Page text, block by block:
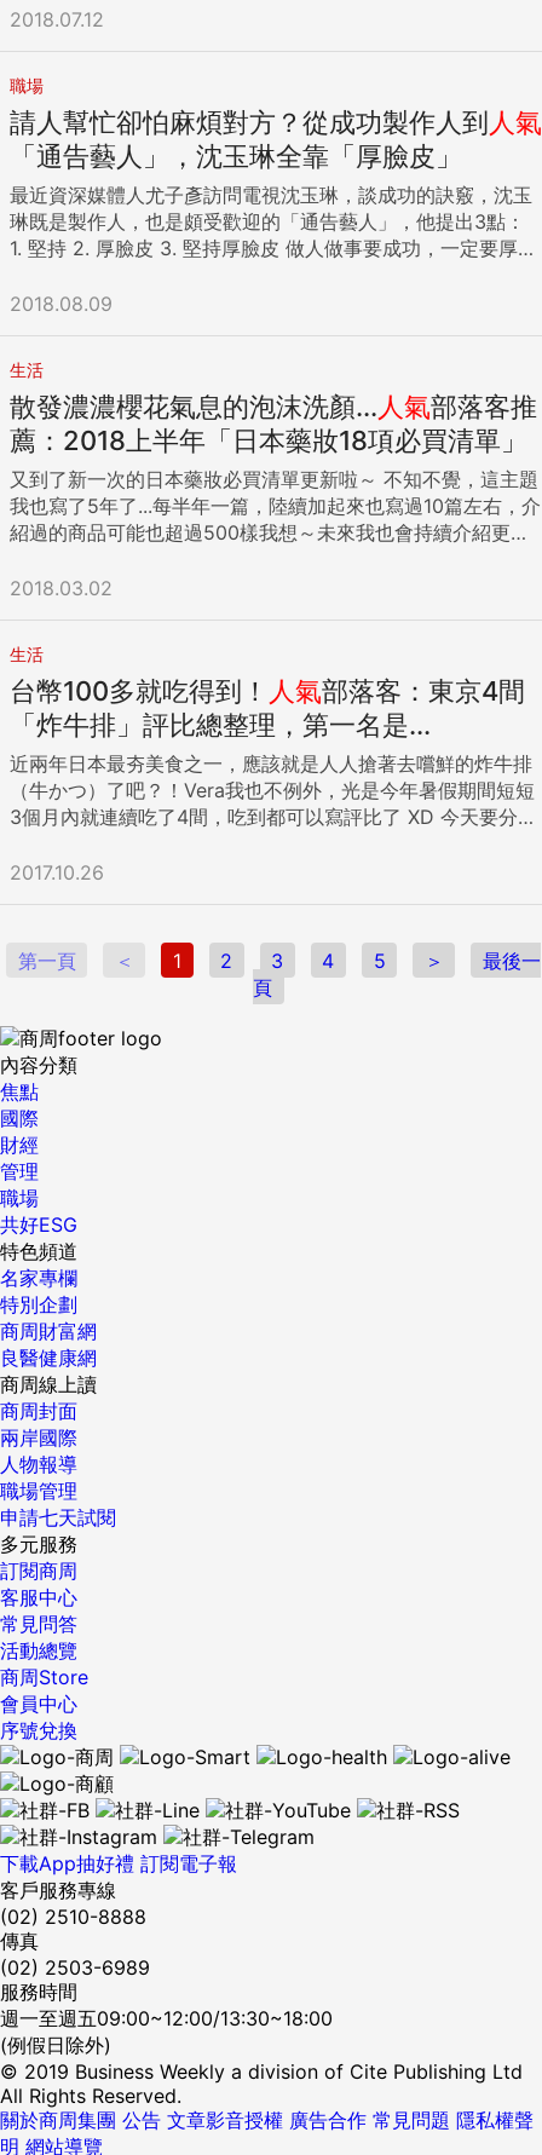
說：「你們看這些魚是不是很美？」 爆走弟開心地說：「對
啊！好漂亮喔！」 過了許久，迷路緩緩地說：「牠們的確很漂
亮，但是我更喜歡大肚魚。」 「寶貝，你可以告訴我為什麼
嗎？」我很想聽聽他的看法。 迷路說：「這裡的魚不快樂，牠
們被關在城市裡的冷氣房裡的玻璃缸裡，靠人類打氧氣、靠人
類餵食；大肚魚就不一樣了，牠們生在山裡，只要下點雨，雨
水積成了一小窪，牠們就能開心地生活了，抬頭看得見陽光、
月光和星光，呼吸的都是大自然裡的風，老天爺會給牠們足夠
的食物，牠們還能跟小鳥和青蛙當好朋友。」 所以啊，人們都
說父母帶大孩子，其實我們何嘗不是孩子帶大的呢？孩子的心
們有幸再度回到那我們也曾經歷過的小宇宙裡。
{DS_BOX_13674} ...
究。 三年的時光飛逝，當我得知崔佛出售他的蘑菇事業股份，
並且成為當地食品交易所的營運總監時，我一點也不感到驚
訝。又過了一年，他轉而成為技術支援分析師。崔佛是一個多
重潛能者，他依序轉移他所專注的興趣（一次一個）。當他為
某項事物著迷時，他會完全沉浸其中——歷時好幾年。一旦他
開始覺得這項事物已經沒有什麼挑戰可言，他就會棄之不顧，
轉而投入其他新的領域。每次當他到達他的個人終點時，他的
舊身分就會爆發成一場燦爛的火焰，而他將從灰燼中重生，化
身為新的角色。 在深度與廣度之間求取平衡 鳳凰式的工作模
式最適合喜歡深入探索的多重潛能者，他們的生活不需要太豐
些工作模式不同，有一個最顯著的差異在於：這種工作模式不
會有什麼多樣性，或者，多樣性要很慢很慢才會顯現：唯有在
你回顧你的工作歷程時，你才會看到。當你進入一個感興趣的
領域探險時，你同時可能會心無旁騖，不太理會你許多其他的
興趣。你對於事物的探索方式，是在一個結束之後，才進行下
一個，每一次轉換的間隔經常會有幾年的時間（而不是幾個小
時）。如果在「同步——依序」頻譜中，你是位於靠近「依
序」的那一端，那麼鳳凰模式可能會非常適合你。 ▎半途而廢
的博士學位 從我的研究中得出一個有趣的事實：與採用其他工
不成比例的現象，那就是他們在過去至少有一個半途而廢的博
續三、四年的時間，然後就失去了興趣。 巴特．蘭斯理（Bart
Lenselink）在修了四年的化學博士學位之後，決定放棄。因為
他覺得索然無味，失去了繼續寫論文的動力。在離開博士學程
之後，巴特決定去追求他對於電腦的熱愛，而這演變成一段超
過三十年的職業生涯，在這段時間裡，他經歷了市場行銷、電
信傳播、IT流程架構、計畫管理以及管理諮詢等業務。 無獨有
偶，史蒂芬妮．萊布朗．柯勒（Stéphanie Lebrun Kohler）同
早就已經準備好要去嘗試新的東西了。史蒂芬妮最後在廣告界
找到了一份工作，接下來她轉往教育界，之後再轉而從事翻譯
半途而廢的行為模式，完全合乎邏輯。他們對於某個領域深深
著迷，促使他們去追求該領域最高等的學位，然而，他們卻不
打算在如此長的博士養成過程裡，始終保持這種高度的熱忱。
這種行為模式會讓他們成為失敗者嗎？當然不會！他們可是
「浴火鳳凰」呢！比起其他類型的多重潛能者，浴火鳳凰們更
喜歡進行深入探索。但是，他們仍然像所有的多重潛能者一
樣，需要在工作上獲得刺激與挑戰。 ▎假如你需要更豐富的多
樣性 假如你不像我們截至目前為止，所遇到的那些浴火鳳凰那
般專心致志，那會怎麼樣？有一種可以讓鳳凰模式更富多樣性
的方法，就是結合數種工作模式，並且／或者在接續的模式之
間，建立一種逐步漸進的模式，讓你可以漸次達成自己的目
標。讓我們試想一下，假如有一個多重潛能者，在一段為期十
年的時間裡，職涯路徑從工程轉到保健，再到食品。 在當工程
師的時候，這個人採用的是愛因斯坦工作模式，他在一家大公
司擁有一份「夠好」的工作，可以讓他在工作之餘去探索其他
的志趣。等他一旦轉到了保健領域，他便改而採行斜槓模式，
並且擁有多項兼職的收入來源，而他的每一項斜槓在某種程度
上，都和保健領域有關：他一週有幾天會在一家診所幫忙；他
同時擔任一小群顧客的營養指導教練；此外，他還從事瑜伽教
學。最後，轉移到食品產業之後，他改採集體擁抱模式並且開
了一家無麩質麵包店，而這便成了他的文藝復興型事業，因為
這家麵包店結合了他對於保健與食品的興趣。他甚至把他的麵
包店，開在一個空間足夠容納不定期瑜伽課程的地方。 把鳳凰
模式和其他的工作模式結合起來，這樣一來，你就可以在比較
長的一段時間內，深入研究一項事物，但卻不必把你的世界封
閉起來，斷絕與其他興趣的關聯。即使到了改弦易轍的時刻，
其間的轉變通常並不像外人眼中所看到的，是突然轉向或是率
波段大多頭。這種經營者還自詡經營之神，出來對產業指手劃
然是行不通的。但在碰個滿頭包之前，當事者也往往聽不進勸
諫。他會認為那些建議若非「搞不清楚狀況」、「不適合
我」，要嘛就是「想來扯後腿」。就算你的確是比他懂，他也
會認為你是假懂；他有他的一套，這一套可以打遍江湖無敵
手。 面對這種人，其實也不需太過費心，就多給他們一點時
間，久了總會自爆的。但也因為他們有點成就、家業，如果爆
了的話，就會有無辜受害者，由社會共同承擔。 我那朋友也
最低階的人力，喊一動做一動。他們就是想說，老闆一家人會
盯著那些細節，所以許多人就都隨隨便便。那老闆在某種意義
上算是好人啦，但是從沒有建立制度、過度代勞的角度來講，
他又算是個壞人。這間店可以做到更好，但少了那些關鍵改
變，大概永遠都會停留在現在這個樣子。」 「永遠嗎？」
「喔，應該是到那老闆累垮的那天為止。那老闆不在了，這間
店就沒了。」 台灣有太多企業都是如此發展，但他們都以為是
因為老闆英明神武，所以人一不在，店就掛了；卻沒想到正是
因為老闆做事的態度有問題，造成這店無法長久，沒辦法傳
承。 不過，我的朋友，會不會有點小題大作了呢？他的推論會
實不錯，用餐者出出入入的，若非專業人士，實在無法想像裡
頭有朋友所說的那種問題。我想，應該還是會有其他的投資者
認為這間店有擴充的可能性，而大膽投錢下去，「老闆愛關
燈」一事，也不見得真會成為壓垮他們的「第一根稻草」。 老
闆可能在每間店都找到一個熱愛關燈的店長，他們就一路成功
下去，甚至成為知名的連鎖店家。或許老闆上媒體受訪，記者
還會強調親自關燈這點，是他的成功秘方呢！ 你應該覺得自己
好像看過這種新聞，對吧？那到底什麼樣的資訊，才是真正值
得參考的呢？ 看到我朋友在上班日悠閒喝咖啡的爽樣子，我也
以上，熱量相當驚人！難怪我一直瘦不下來。 但不愛白開水，
又不喝含糖飲料，那喝什麼呢？我想起以前在美國求學，住在
監護人家中時，每天早上都會喝一大杯蜂蜜檸檬水增強免疫
力，所以美國的冬天天氣雖然很冷，但我幾乎很少生病感冒。
加上有段時間，我在網路上查到一個消息，聽說很多演藝圈女
明星用檸檬水減肥法，美國歌手碧昂絲、韓國演員宋慧喬，好
像都是愛好者。網路上也有不少網友分享，說喝檸檬水富含維
他命C，可以排除體內脂肪，瘦身又美容，但是要喝無糖的，
才不會有卡路里的負擔。 聽了一些網路方法後，有段時間，我
很積極地狂喝無糖檸檬水，而且是一起床空腹就喝，出門也帶
著喝，每天喝超過2公升。妹妹當時也想減肥，傻呼呼地跟著
我一起喝，但因為她的胃比較不好，空腹喝檸檬水喝到胃痛發
作，後來改成先吃點東西墊胃再喝，症狀就改善很多。我後來
發現，單靠檸檬水減肥，成效也有限，而且喝的方式不對，不
僅會造成胃痛、胃潰瘍，也會侵蝕牙齒瑯質。比較好的方式，
還是要搭配運動，以及飲食控制才有效果。不然餐餐牛排、炸
雞，就算再怎麼狂喝檸檬水，也很難瘦喔！而且盡可能不要大
口大口灌檸檬水，用吸管喝，可以避免酸性成分直接侵蝕牙
齒。 減肥藥減肥，藥性上癮，真要命 我有個女性朋友，多年
來一直是肉肉、豐腴的體型，後來她去一家知名的減肥診所，
掉，短短幾個月內，她就從肉感身材，爆瘦到不僅是「骨瘦如
頰也凹陷下去，原本圓潤、福態的樣子，變成好像生病一樣、
沒有生氣，到後來甚至轉為綠綠黑黑的面相，即使身體瘦了，
外貌非常不健康，感覺不到應該有的健康感。有些人減肥減到
極端，明明已經很瘦了，還嫌不夠，會一直要求再瘦。我這個
女性朋友也是，她覺得只要吃藥，不需運動、不用節食就可以
瘦下來，實在太輕鬆了！所以只要一發胖，就趕快再回去看醫
生、吃減肥藥，果然也能迅速再瘦下來。因為太方便，造成她
藥。她說，每一餐餐前，都要吞10幾顆又大又粗的藥，可以抑
制食慾、加速身體代謝，但是藥量會隨著時間愈加愈重，因為
的10幾顆，到後來加量到40幾顆。天啊！每天叫我吞一顆綜合
維他命，我都覺得很痛苦了，何況是一天吃40幾顆藥丸！ 我
看朋友的臉色瘦得實在太難看，和她聊天時，不到10分鐘，她
卻一直跑廁所，我猜想，她的藥當中可能有利尿劑，那是會影
響腎臟功能的。回家後上網查了一下，原來很多減肥藥的成
分，會抑制食慾、降血脂、降血糖、利尿，以及抑制甲狀腺
素，常見的副作用有頭暈、心悸、全身無力、精神亢奮等，難
怪我朋友氣色會這麼差。後來，我朋友瘦到醫生都看不下去，
叫她不要再吃了，她一停藥沒多久，體重就反彈回來，而且比
之前更胖。吃減肥藥，讓她的荷爾蒙和新陳代謝錯亂，身體已
經無法正常運轉了！真是得不償失。我覺得，減肥的方式有很
多種，吃藥減肥，是諸多方法當中，可以說最快速的手段之
一，但也會很快復胖。因為吃藥只是暫時改變身體的內分泌系
統、抑制食慾，但只要一停藥，身體的自我保護機制，會讓人
變得更胖。而且，新聞報導常看到不少人因為吃減肥藥，導致
器官衰竭，甚至喪命，都是因為身體負荷不了藥物反應造成
的。所以，靠減肥藥減肥，真的是下下策！ 巫婆湯減肥，誤信
偏方，損健康 高中時期，我有段時間很著迷減肥，聽到偏方都
會去試看看，但效果總是不顯著。我曾經以為是體內的宿便太
多，所以瘦不下來，於是試過吃酵素、纖體茶、減脂茶……，
想要讓排便更順暢，結果變成狂拉肚子、腹瀉不止，最後只好
停用，減肥一事再次不了了之。有次，我和同學相約逛台北五
分埔，經過一個路邊攤時，攤商向我們介紹一款「王菲的巫婆
湯」，說王菲生完第一胎，就是喝這個迅速瘦身的。我一聽眼
睛一亮，想說生過小孩都可以剷除產後肥胖、恢復纖細，我喝
一定會變大瘦子！我們當場買了「巫婆湯」，還加購了攤商強
力推薦的減脂酸梅、精力湯，當時天真的以為；同時喝，瘦身
效果更顯著。 我和同學躍躍欲試，隔天立刻依照攤商的說明，
早上喝A包、晚上喝B包。記得第一天喝，我全身很不舒服，出
現頭昏、口乾、發汗的現象，而且會一直跑廁所拉肚子，整個
人都快虛脫了。最可怕的是，我和朋友傍晚去逛大賣場，走著
走著，我感到眼前發黑、全身無力、冒冷汗，過不到2秒，我
突然「碰」一聲失去重心，整個人瞬間倒地，就像保齡球一
樣，把賣場走道中間、高高堆疊的泡麵塔，摔落一地。 昏迷了
近一分鐘才醒來的我，嚇壞賣場所有人，當然也包括我自己。
回家後立刻把那些東西丟掉，實在太恐怖了！和我一起買的同
學則吃了減脂酸梅，她的症狀是拉肚子，拉到無法控制自己。
我上網查了一下，王菲喝的巫婆湯，是由蔬菜熬煮成的健康湯
品，但我喝的巫婆湯，是跟路邊攤買的，當中到底摻了哪些來
路不明的中藥偏方，根本就無從考究。當時媽媽給我錢去買衣
服，結果我拿去買減肥偏方，一包還要500元，並不便宜。不
但花錢，還差點賠上健康，現在回想起來，仍是心有餘悸。據
說，王菲喝的巫婆湯，自己在家裡就可以做。用2到3個大番茄
和1整顆高麗菜，加上2個青椒、1小把的芹菜，及2個洋蔥，放
到大鍋子中熬煮到所有的菜變軟為止，在喝之前依自己的喜好
例。 還有一個效果更好的方法。我的客戶藤本聖子靠著這個方
整理「某個」成為金錢通道的地方，就能自然減少浪費，甚至
還能讓飲食的營養更均衡。 我想大家都已經知道答案了。沒
錯，這個地方就是冰箱。 如果對伙食費過於漫不經心，冰箱就
會亂七八糟。一年成功省下至少7萬伙食費的藤本太太，冰箱
原本也是一團混亂。 藤本太太是雙薪家庭，育有兩名子女。她
白天上班，傍晚下班時先繞到超市鎖定特賣商品購買，是每天
的例行公事。她每天都將買回家的食材立刻塞進冰箱裡。雖然
都會剩下，至於吃剩的食物就會再次被丟回冰箱。而食物只要
放進冰箱裡，她就會連自己買過什麼都忘記，不是下次又買同
樣的東西、就是放到壞掉只好丟棄…… 這是金錢爛在冰箱裡的
狀態。冰箱這個伙食費的通道沒有整理，會造成無謂的花費增
加、食物過多，就連家中的氣場也會惡化。 藤本太太消沉地
說：「我都存不了錢……」對於這樣的她，我給的建議是：
「那麼，就讓我們先從整理冰箱開始吧！」 首先將將冰箱裡的
東西全部拿出來，分成「需要」與「不需要」。 喜歡做菜的藤
本太太，接二連三拿出過期的醬料，以及就連什麼時候做的都
不記得的手工食品的瓶子。新上市的鹽味醬汁、只用過一次的
韓式煎餅沾醬、只在冬天使用的柚子胡椒、過期的蠔油、用不
完的壽喜燒醬汁、別人送的海苔醬與柑橘醬、忘記什麼時候做
的草莓果醬、手工青醬、蒜味醬油、因為覺得能夠讓精神變很
好而買下的能量飲料等。總數多達20瓶。 她的冰箱幾乎成了
儲物櫃。每瓶的價錢都在100～120元左右。正因為沒多少錢，
她才會不斷重複只用一半左右就剩下來，最後一直冰在冰箱或
丟進垃圾桶的循環。 我要求她主動將丟掉的東西牢牢記住。只
有記住丟掉的東西，才能養成在日後採買時，好好思考這個東
西是否真的必要的習慣。 此外，也會習慣能夠自己做的東西就
不買。譬如：「這麼一說，我把壽喜燒的醬汁丟掉了。那就用
要的分量，不會因為用不完而剩下來，或是丟進垃圾桶。 像這
以。接著根據這張清單，只補充冰箱裡沒有的東西。 譬如冰箱
裡已經有2顆洋蔥了，所以只要再買4顆回來即可。如果有一根
胡蘿蔔，只要再買5根回來就好。首先以一週採買清單為基
準，將冰箱整理好。 採買清單也不是擬好就算了。如果隔週剩
下1顆洋蔥，就把清單中的洋蔥數量減少1顆。其他食材也一
樣。如果絞肉剩下太多，必須冰進冷凍庫，就得把多出來的分
量從清單上減掉。譬如清單上寫500公克，但最後多出200公
克，那麼隔週的清單上就只要寫300公克即可。 剛開始或許會
覺得很麻煩，但重複幾周之後，清單的正確性也會提升，最後
就能把採買清單整理好。當然，我們不會每周都買同樣的食
材，但寫出來後應該會出乎意料地發現，平常使用的食材不外
乎就是那幾種。藤本太太也一樣，雖然每次採買時，總是煩惱
今天晚餐要煮什麼、食材要買哪些，但寫出來後就意外發現，
自己每週都買一樣的東西，這點令她相當驚訝。 像這樣決定一
週能夠用完的食材量後，就不會再發生因為煮太多、放到壞而
必須丟掉的情形，自然也能減少垃圾量。 藤本太太整理好冰箱
之後立刻出現變化。 1.知道自家一個星期能夠吃掉多少食物，
採買的食材量減少了。2.決定了採買次數與日子之後，就不再
買不需要的食材。3.分層決定食材位置後，就不再出現食材放
到壞掉或必須丟掉的情況。 結果，原本每個月2萬的伙食費，
減少到1.4萬。每個月省下6千，一年就可以省下7.2萬。而且她
不需要忍著不吃想吃的東西，輕輕鬆鬆就成功省下一筆錢。 整
理負債：利息的真面目 房子裡有些地方會不知不覺長出塵蟎或
黴菌吧？像是浴室的抽風扇、空調的濾網、洗衣機裡面……如
果沒有特別留意這些眼睛看不見的地方就會疏於打掃，導致看
不見的塵蟎與黴菌在房子裡蔓延，危害我們的健康。 這些眼睛
看不見的塵蟎與黴菌，其實也會化身為負債，藏匿在金錢的通
道中。 「不……我沒有借錢。」即使是這樣的人也不能忽視看
不見的債務。不要說房貸了，你難道沒有資費過高的手機費、
理賠內容重複的壽險、或是雖然申辦卻不怎麼看的有線電視
嗎？ 你或許會心想「這些不是負債吧？」但是，「無意識」的
固定扣款，將奪走自己5年後、10年後的金錢，這就是負債。
「借錢」是一種「主動奪走未來財富」的行為，因為還錢會減
少未來的收入。固定扣款會把無意識間持續支付金錢變成一件
理所當然的事情，甚至有可能讓我們在回過神來時，才發現自
己陷入經濟困境。眼睛看不見的扣款將會侵蝕金錢通道，擾亂
我們的生活。因為這不是把現有的金錢用在目前的生活中，而
是預支未來的金錢過現在的生活。這麼做不會擁有光明的未
來。 我們雖然也需要考慮20年後、30年後的老年生活，但了
解目前的負債狀況更是重要。自己對於負債一無所知，將帶來
顛覆性的變化。 有些人一聽到「負債」兩個字就會摀住耳朵。
所以他們在生活中也一直不去看自己在不知不覺間自動扣繳的
款項。對「自己不知道的事情」沒有自覺的人，不會主動學
習，未來的日子也將持續為金錢所苦。與其擔心未來，還不如
把眼光轉向目前的現狀。了解自己不知道的事情將成為整理負
債的開端。 「我必須賺取孩子的補習費才行。」說出這句話的
2018.07.12
職場
請人幫忙卻怕麻煩對方？從成功製作人到人氣
「通告藝人」，沈玉琳全靠「厚臉皮」
最近資深媒體人尤子彥訪問電視沈玉琳，談成功的訣竅，沈玉
琳既是製作人，也是頗受歡迎的「通告藝人」，他提出3點：
1. 堅持 2. 厚臉皮 3. 堅持厚臉皮 做人做事要成功，一定要厚臉
來難。對於臉皮薄的人，要他厚起來，心理障礙比台北101大樓
須跟自己擰著來，勉強原來的本性，才行得通，所以無論如
何，仍然要訓練自己厚臉皮。 有一種厚臉皮：開口請人幫忙
厚臉皮這個議題，可以切不同角度來看，我今天來講其中一種
厚臉皮，懂得開口請人幫忙。 我很少為了自己個人私事，開口
請人幫忙，儘量自己搞定，這次算是破了例。暑假兒子實習一
個月後回家，閒了一個星期無所事事，做父母的很難看得下
去。到了星期六，我得空了，憋不住了，不得不厚著臉皮line
讀生？ 沒想到，朋友們紛紛立馬回覆，有的馬上有職缺訊息，
有的必須等到星期一上班才能詢問。由於只有三星期，自己負
責的部門未必有缺，可是都熱心地幫我東問西問，跨部門詢問
或是問其他同業，真是讓人感動。 很快地，兒子星期一有一個
面試機會，到補習班做數學課輔，這是我們原來未曾料想到的
行業與職務，而且錄取與否尚未可知，卻讓兒子興奮不已。 他
喜歡數學，學習方式與其他學生不同，不愛死記公式，而是花
很多時間力力氣思考公式背後的道理，融會貫通以求靈活運
用。現在讓他有機會用自己的方式幫助孩子認識數學、喜歡數
學，富有意義，突然像充了氣似地，滿滿的使命感。 也因為這
個工作機會，我才進一步認識兒子。他大二時，班上來了一個
轉校生，因為甲級證照及競賽得獎才進到他們學校，課業基礎
很差，尤其是數學。由於性格正直、個性穩重，比一般學生成
熟，兒子很欣賞他，於是主動教導他數學。 一年之後，這位同
學不僅數學進步，還能接家教，教小學生數學。這件事，讓兒
子充滿成就感，認為自己有本事可以幫助別人理解數學、喜歡
不少指教，教學相長，互有受益。 和兒子藉此展開一場深入的
談話，知道孩子在學校的另一面，是我認為這次厚臉皮，開口
請人幫忙的最大收獲。不過最想跟你分享的心得是，開口請人
幫忙，厚臉皮背後的意義，以及與成功之間的關係。 在開口請
人幫忙的過程中，厚臉皮只是自己的感覺、自己的多想，別人
根本不這麼以為，反而很高興，表示我看得起他們，認為他們
有能力幫得上忙。每個人都喜歡被需求，代表重視與肯定，多
半都會伸手救援，能盡多少力就盡多少力。 江湖，是一場人情
世故 而，這就是人情往來。這次他們幫我忙，下次有需要時，
只要說一聲，我也會想辦法幫上忙。幫來幫去，彼此有連結，
關係更穩固。最近看大陸劇「少帥」，講的是軍閥張作霖與張
學良的父子故事，其中張作霖最愛掛在嘴上的一句話便是—
「江湖，是一場人情世故。」 可是很多人臉皮薄，不敢開口請
人幫忙，理由是不好意思太麻煩別人。這是因為他們不懂得下
面這兩個道理： 1. 人情，是麻煩出來的 --你去看，朋友多的人
臉皮都厚、都很會開口要別人幫這幫那，但是請注意，他們也
會幫別人這和那，也就是說在他們的待人處世哲學裡，人情就
是在你幫我、我幫你當中建立的。人要成功，靠的是花花大轎
人抬人，水幫魚、魚幫水，所以臉皮厚的人會成功。相反的，
臉皮薄的人朋友少，也不易成功。 2. 好感，也是麻煩出來的 -
-這稱為「富蘭克林效應」，要使某人喜歡你，就請他幫你一個
忙。 幫過你忙的人，會更喜歡你 班傑明富蘭克林是美國的開
國元勛之一，品德與成就都卓越，一直很想和某議員合作，可
是被拒於千里之外，怎麼辦？富蘭克林知道這名議員有一本絕
版的稀世圖書，就開口借用，議員借他了，等到還書時，出現
了不可思議的事，議員主動跟他說話，態度非常禮貌，還說只
要有需要，隨時願意為富蘭克林效勞。 是不是很奇妙？只要幫
了一次忙，接著就會願意幫第二次、第三次忙…這是怎麼一回
事？這是人性！只要幫了第一次，就會將行為合理化，認為對
方是好人且值得付出，而提高好感度，產生情感。富蘭克林歸
納出一個結論： 「曾經幫過你一次忙的人，會比那些你幫助過
的人，更願意再幫你一次忙。」 因此需要別人幫忙時，不要再
執著於「會不會給對方帶來麻煩」，不妨換一個念頭去想，
「這是給對方一個機會，讓他下次比較好意思開口找我幫
忙」，這不是厚臉皮，而是體貼，給對方一個理由，因為上次
他幫過我，所以下次我也應該幫他。 本文摘自「洪雪珍粉絲專
頁」 ---------- 洪雪珍的最新力作《哪有工作不委屈，沒有工
作你會更委屈》 在各大書局及網路書店都可以購得： ●博客
來 https:goo.gliBHnHV ●誠品 https:goo.gleMDCME ●金
石堂 https:goo.glQqWDPA ●TAAZE https:goo.glBCywDe
●時報悅讀網 https:goo.gl7miwRC 電子書獨家預購 ●樂天
KOBO https:goo.glGajNts ...
2018.08.09
生活
散發濃濃櫻花氣息的泡沫洗顏...人氣部落客推
薦：2018上半年「日本藥妝18項必買清單」
又到了新一次的日本藥妝必買清單更新啦～ 不知不覺，這主題
我也寫了5年了...每半年一篇，陸續加起來也寫過10篇左右，介
紹過的商品可能也超過500樣我想～未來我也會持續介紹更多
Vera我長期愛用並且不斷回購的MINON面膜，他們家今年又有
凍膜不同，這款的精華液質地是乳液狀，除了提供肌膚足夠水
分外也補充鎖水潤澤。 特別推薦給「容易泛紅」的敏感肌使
用，不只是曬過太陽之後，一般接觸敏感或抓癢後的泛紅也
是，很多人不知道，泛紅過後，下一步就是留下暗沉或色斑。
如果你是容易留疤的人，那就屬於這一群。這次推出的新款美
白面膜並不是取代原本的保濕款凍膜，而是讓大家多一個選擇
唷～ 【日本哪裡買？】這個只在藥妝店有賣喔！想買可去松本
是一盒日幣1,200（約新台幣327元）、美白款（藍色）是一盒
日幣1,500（約新台幣410元）。單片面膜的包裝也做了顏色的
認！ 鏘鏘～ 來看看實際面膜質地的差異！有沒有發現，兩款
的精華液質地是完全不同呀～ 美白款是乳液狀、保濕款是凝膠
凍狀。MINON這次的美白面膜，不是主打減少斑點的美白，而
是「預防敏感肌因為泛紅而造成的暗沉或斑點」。所以啊～大
家！千萬不要想說只是曬紅沒關係，等下就退了，其實這些泛
紅就是你將來煩惱的斑點啊～ 如果臨時遇到泛紅狀況想要降低
變黑機率的話，下回就試試看用MINON新的美白款面膜吧！
我自己試敷後的心得覺得很讚！因為精華液是濃稠滋潤的乳
液，所以敷貼度高達200%，真的每個角落都服服貼貼！每一
個包裝內的乳液精華份量也好多，我敷在臉上一堆了，竟然還
可以擠出那麼多來塗脖子～好划算！真的很推薦敏感肌的朋友
下回可以試試新的美白款MINON，尤其是曬後或有泛紅的時
候，最好用！ 2.【ettusais 2018櫻花版泡沫洗顏】 艾杜紗他
們家的這款泡沫洗顏一直很受好評，我身邊就有朋友陸陸續續
回購三罐！最近因為櫻花季就快要到了，整個日本都散佈著濃
濃的櫻花氣息，每個品牌都有相對應的商品。 這款艾杜紗的泡
沫洗顏也搭上櫻花列車，推出了「有櫻花香」的粉紅櫻花限定
版，包裝超可愛。他這款泡沫洗顏很特別， 一開始像是凝膠
狀，然後最後會轉變為可以深入清潔的泡沫喔！ 【日本哪裡
買？】這個藥妝店、美妝店都有賣喔！想買可去松本清、ainz
tulpe、KOKUMIN找找！ 3.【TERRAMSエデンの女神＿洗髮
修護霜】 日本從前幾年開始很流行一種特別的洗髮精，叫做
「ノー・シャンプー（No-shampoo）」。以字面上翻譯來
說，就是指不用洗髮精來洗髮！沒錯～它指的是直接用護髮來
清潔的洗髮精。 很特別對不對？！因為名字太難翻譯了，我就
稱呼它為「洗髮修護霜」吧！（看得懂就好 XD）我去年買過
一款這類商品來用，雖然真的很不習慣直接用護髮乳來洗頭，
但不得不說，洗完滿乾淨的～這款給女神們用的洗髮修護霜也
訴求了可以清潔頭皮毛孔，同時又能濃密修護髮絲，是不是很
神？！有鑒於我上次試用另一款的感覺還不錯，所以這款我也
入手來試試，好用再跟你們分享～ 【日本哪裡買？】這個藥妝
店、美妝店都有賣喔！想買可去松本清、ainz tulpe、
KOKUMIN找找！ 4.【KANEBO煥采賦活日夜霜】 日本佳麗寶
近期的商品都有回歸初衷的感覺XD 旗下有一個品牌直接稱為
「KANEBO」，我最近試用了KANEBO這品牌推出的煥采賦活
日夜霜，兩款都非常讚！用後膚質大不同～這個系列以「時間
美容」的概念推出了日霜和晚霜，2種乳霜。乳霜配方的靈感
源自「胎脂」，訴求提供肌膚如胎脂般親膚且柔嫩的滋潤感，
就好像輕柔覆蓋在嬰兒肌膚上的奶油狀質地！ 兩款我都試用
了，我自己很喜歡這款的「晚霜」擦起來延展性非常好，滋潤
度也很棒而且不會有整臉的黏膩感，很舒服～香味部分都是以
清香「茶花」為基底，日霜帶有晨間花園的芬芳、晚霜則是融
合玫瑰的溫柔香氣，聞起來都非常紓壓。 【日本哪裡買？】這
個只在百貨公司有賣喔！ 5.【emybloom季節限定柑橘香有機
牙膏】 最近不知道為什麼，我好像特別愛買牙膏！有點愛上刷
2018.03.02
生活
台幣100多就吃得到！ 人氣部落客：東京4間
「炸牛排」評比總整理，第一名是...
近兩年日本最夯美食之一，應該就是人人搶著去嚐鮮的炸牛排
（牛かつ）了吧？！Vera我也不例外，光是今年暑假期間短短
3個月內就連續吃了4間，吃到都可以寫評比了 XD 今天要分享
東京到處都吃得到...如果你也計畫著下回要去日本吃、但又不
道 常常有粉絲會來問：「炸牛排真的好吃嗎？我看好多人都專
程跑去吃....」我必須說，東西好不好吃真的是看人，很多人不
愛吃油膩和肉類，那炸牛排當然也不會適合你～ 千萬不要明明
就不愛吃炸的還跑去吃炸牛，然後吃完之後又一直嫌炸的很油
膩 （這不是廢話嗎？）本身就不吃牛的朋友當然也就不用去
了，不然去了還想說這裡怎麼都沒有自己可以吃的東西... 總
之！去吃炸牛的前提就是「喜歡吃牛肉」「滿喜歡吃炸的（或
至少不排斥油膩）」。 第一間：【牛かつ あおな】御徒町本
店 官網：http:www.jfoods.co.jpindex.html Vera我個人喜愛
程度：5顆星 餐後心得：印象中這家店有小小排隊了一下，但
店家整體服務還不錯，人都很客氣。上餐速度也算快，而且上
餐的擺盤看起來非常美味，拍起來跟店家照片差異不大，沒有
廣告不實的感覺。份量上也如同預期，吃完之後覺得差不多剛
剛好的飽，從第一塊吃到最後一塊都覺得很美味、不多不膩。
外酥內軟的口感我覺得這間是吃起來最讚的一家，內部肉質軟
嫩度非常剛好，見紅但不會覺得噁心～ 給5個讚，下回還會再
去。 這家的擺盤和份量真的是最令人食指大動的，現在看到又
感覺想再來一份！ 第二間：【銀座ぎゅう道】銀座本店 官
2017.10.26
第一頁 ＜ 1 2 3 4 5 ＞
最後一
頁
內容分類
焦點
國際
財經
管理
職場
共好ESG
特色頻道
名家專欄
特別企劃
商周財富網
良醫健康網
商周線上讀
商周封面
兩岸國際
人物報導
職場管理
申請七天試閱
多元服務
訂閱商周
客服中心
常見問答
活動總覽
商周Store
會員中心
序號兌換
下載App抽好禮 訂閱電子報
客戶服務專線
(02) 2510-8888
傳真
(02) 2503-6989
服務時間
週一至週五09:00~12:00/13:30~18:00
(例假日除外)
© 2019 Business Weekly a division of Cite Publishing Ltd
All Rights Reserved.
關於商周集團 公告 文章影音授權 廣告合作 常見問題 隱私權聲
明 網站導覽